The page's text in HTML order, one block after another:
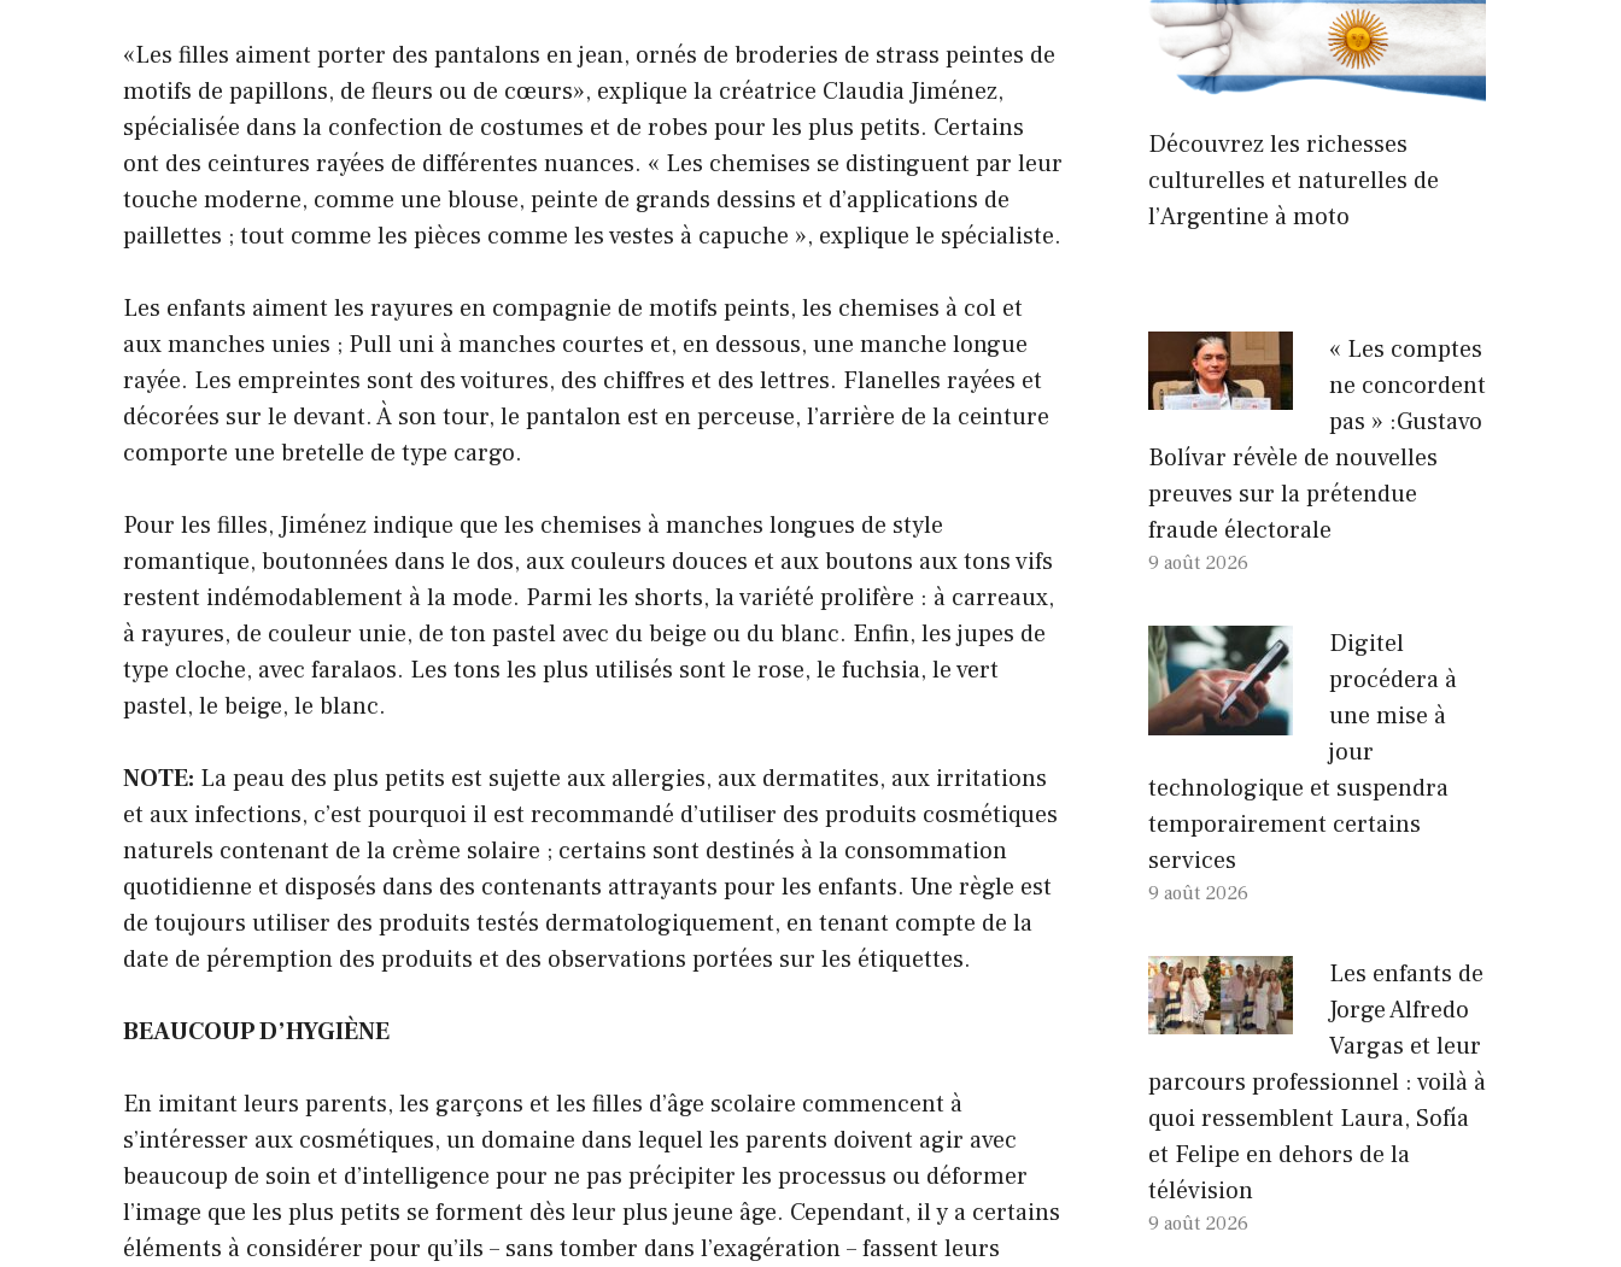
«Les filles aiment porter des pantalons en jean, ornés de broderies de strass peintes de
motifs de papillons, de fleurs ou de cœurs», explique la créatrice Claudia Jiménez,
spécialisée dans la confection de costumes et de robes pour les plus petits. Certains
ont des ceintures rayées de différentes nuances. « Les chemises se distinguent par leur
touche moderne, comme une blouse, peinte de grands dessins et d’applications de
paillettes ; tout comme les pièces comme les vestes à capuche », explique le spécialiste.
Les enfants aiment les rayures en compagnie de motifs peints, les chemises à col et
aux manches unies ; Pull uni à manches courtes et, en dessous, une manche longue
rayée. Les empreintes sont des voitures, des chiffres et des lettres. Flanelles rayées et
décorées sur le devant. À son tour, le pantalon est en perceuse, l’arrière de la ceinture
comporte une bretelle de type cargo.
Pour les filles, Jiménez indique que les chemises à manches longues de style
romantique, boutonnées dans le dos, aux couleurs douces et aux boutons aux tons vifs
restent indémodablement à la mode. Parmi les shorts, la variété prolifère : à carreaux,
à rayures, de couleur unie, de ton pastel avec du beige ou du blanc. Enfin, les jupes de
type cloche, avec faralaos. Les tons les plus utilisés sont le rose, le fuchsia, le vert
pastel, le beige, le blanc.
NOTE: La peau des plus petits est sujette aux allergies, aux dermatites, aux irritations
et aux infections, c’est pourquoi il est recommandé d’utiliser des produits cosmétiques
naturels contenant de la crème solaire ; certains sont destinés à la consommation
quotidienne et disposés dans des contenants attrayants pour les enfants. Une règle est
de toujours utiliser des produits testés dermatologiquement, en tenant compte de la
date de péremption des produits et des observations portées sur les étiquettes.
BEAUCOUP D’HYGIÈNE
En imitant leurs parents, les garçons et les filles d’âge scolaire commencent à
s’intéresser aux cosmétiques, un domaine dans lequel les parents doivent agir avec
beaucoup de soin et d’intelligence pour ne pas précipiter les processus ou déformer
l’image que les plus petits se forment dès leur plus jeune âge. Cependant, il y a certains
éléments à considérer pour qu’ils – sans tomber dans l’exagération – fassent leurs
Découvrez les richesses
culturelles et naturelles de
l’Argentine à moto
« Les comptes
ne concordent
pas » :Gustavo
Bolívar révèle de nouvelles
preuves sur la prétendue
fraude électorale
9 août 2026
Digitel
procédera à
une mise à
jour
technologique et suspendra
temporairement certains
services
9 août 2026
Les enfants de
Jorge Alfredo
Vargas et leur
parcours professionnel : voilà à
quoi ressemblent Laura, Sofía
et Felipe en dehors de la
télévision
9 août 2026